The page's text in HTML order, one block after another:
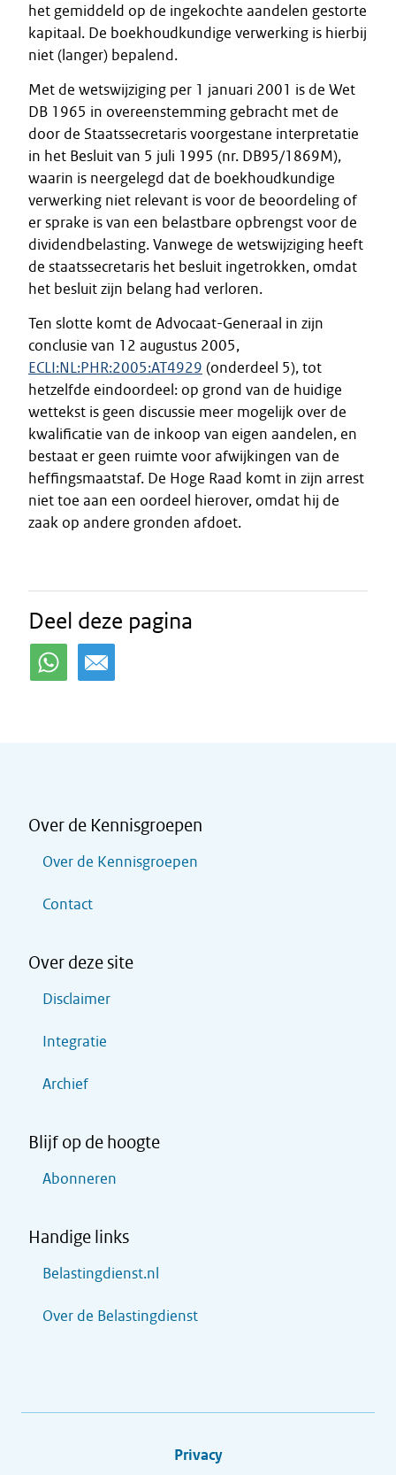
het gemiddeld op de ingekochte aandelen gestorte
kapitaal. De boekhoudkundige verwerking is hierbij
niet (langer) bepalend.
Met de wetswijziging per 1 januari 2001 is de Wet
DB 1965 in overeenstemming gebracht met de
door de Staatssecretaris voorgestane interpretatie
in het Besluit van 5 juli 1995 (nr. DB95/1869M),
waarin is neergelegd dat de boekhoudkundige
verwerking niet relevant is voor de beoordeling of
er sprake is van een belastbare opbrengst voor de
dividendbelasting. Vanwege de wetswijziging heeft
de staatssecretaris het besluit ingetrokken, omdat
het besluit zijn belang had verloren.
Ten slotte komt de Advocaat-Generaal in zijn
conclusie van 12 augustus 2005,
ECLI:NL:PHR:2005:AT4929 (onderdeel 5), tot
hetzelfde eindoordeel: op grond van de huidige
wettekst is geen discussie meer mogelijk over de
kwalificatie van de inkoop van eigen aandelen, en
bestaat er geen ruimte voor afwijkingen van de
heffingsmaatstaf. De Hoge Raad komt in zijn arrest
niet toe aan een oordeel hierover, omdat hij de
zaak op andere gronden afdoet.
Deel deze pagina
Over de Kennisgroepen
Over de Kennisgroepen
Contact
Over deze site
Disclaimer
Integratie
Archief
Blijf op de hoogte
Abonneren
Handige links
Belastingdienst.nl
Over de Belastingdienst
Privacy